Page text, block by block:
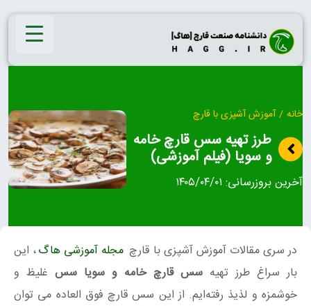
Skip
content
خانه / آموزش آشپزی با قارچ
طرز تهیه سس قارچ خامه
و سویا (فیلم آموزشی)
آخرین بروزرسانی: ۱۴۰۵/۰۴/۰۱
در سری مقالات آموزش آشپزی با قارچ مجله آموزشی هاگ، این
بار سراغ طرز تهیه سس قارچ خامه و سویا سس غلیظ و
خوشمزه و لذیذ رفته‌ایم. از این سس قارچ فوق العاده می توان